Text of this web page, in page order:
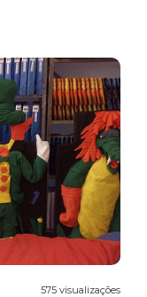
575 visualizações